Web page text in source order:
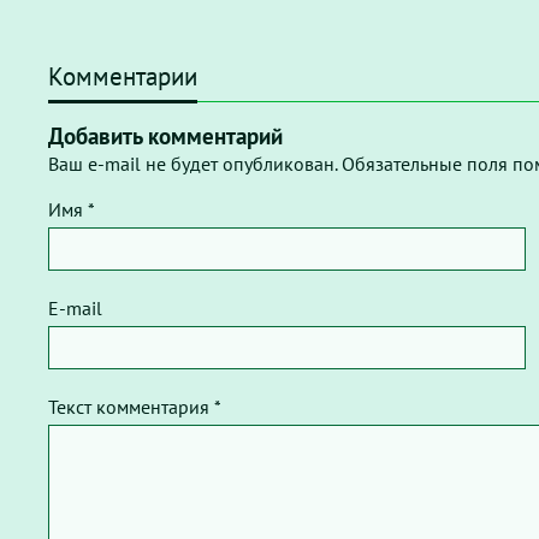
Комментарии
Добавить комментарий
Ваш e-mail не будет опубликован. Обязательные поля
Имя *
E-mail
Текст комментария *